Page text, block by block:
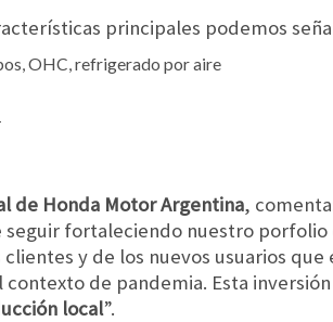
principales podemos
OHC, refrigerado por aire
de Honda Motor Argentina,
fortaleciendo nuestro
y de los nuevos usuarios
de pandemia. Esta
local”.